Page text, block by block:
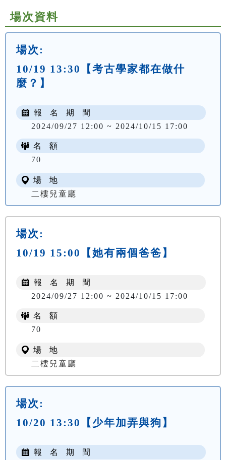
場次資料
場次:
10/19 13:30【考古學家都在做什
麼？】
報 名 期 間
2024/09/27 12:00 ~ 2024/10/15 17:00
名 額
70
場 地
二樓兒童廳
場次:
10/19 15:00【她有兩個爸爸】
報 名 期 間
2024/09/27 12:00 ~ 2024/10/15 17:00
名 額
70
場 地
二樓兒童廳
場次:
10/20 13:30【少年加弄與狗】
報 名 期 間